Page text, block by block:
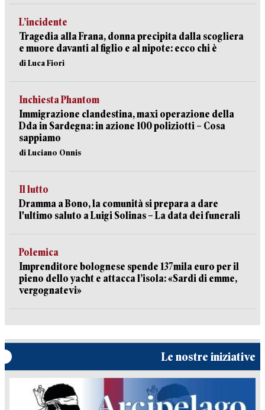
L’incidente
Tragedia alla Frana, donna precipita dalla scogliera
e muore davanti al figlio e al nipote: ecco chi è
di Luca Fiori
Inchiesta Phantom
Immigrazione clandestina, maxi operazione della
Dda in Sardegna: in azione 100 poliziotti – Cosa
sappiamo
di Luciano Onnis
Il lutto
Dramma a Bono, la comunità si prepara a dare
l'ultimo saluto a Luigi Solinas – La data dei funerali
Polemica
Imprenditore bolognese spende 137mila euro per il
pieno dello yacht e attacca l’isola: «Sardi di emme,
vergognatevi»
Le nostre iniziative